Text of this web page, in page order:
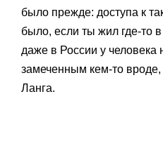
было прежде: доступа к
было, если ты жил где-то
даже в России у
замеченным кем-то
Ланга.